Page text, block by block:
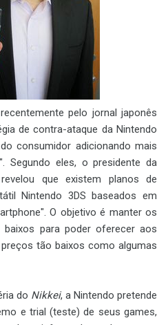
pelo jornal japonês
de contra-ataque da Nintendo
consumidor adicionando mais
Segundo eles, o presidente da
que existem planos de
Nintendo 3DS baseados em
O objetivo é manter os
baixos para poder oferecer aos
tão baixos como algumas
do Nikkei, a Nintendo pretende
e trial (teste) de seus games,